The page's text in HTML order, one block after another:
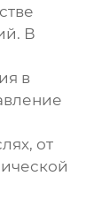
В
в
от